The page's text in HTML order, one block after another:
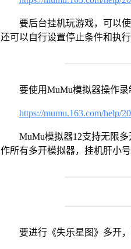
要后台挂机玩游戏，可以
还可以自行设置停止条件和执
要使用MuMu模拟器操作录
https://mumu.163.com/help/
MuMu模拟器12支持无限
作所有多开模拟器，挂机肝小
要进行《失乐星图》多开